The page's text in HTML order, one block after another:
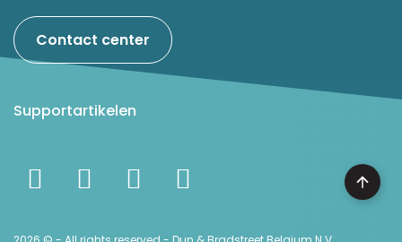
Contact center
Supportartikelen